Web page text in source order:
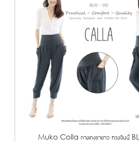
Muko Colla กางเกงขายาว ทรงจินนี่